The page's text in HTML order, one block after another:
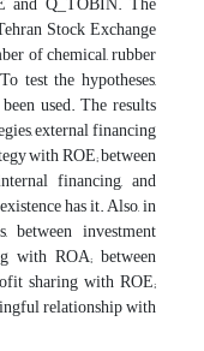
Stock Exchange
of chemical, rubber
test the hypotheses,
used. The results
external financing
with ROE; between
financing, and
has it. Also, in
between investment
with ROA; between
sharing with ROE;
relationship with